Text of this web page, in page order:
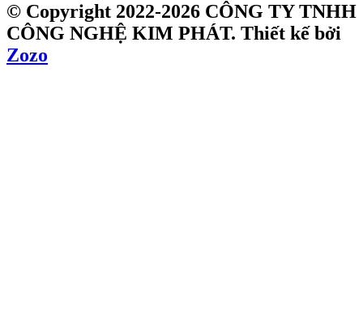
© Copyright 2022-2026 CÔNG TY TNHH
CÔNG NGHỆ KIM PHÁT. Thiết kế bởi
Zozo